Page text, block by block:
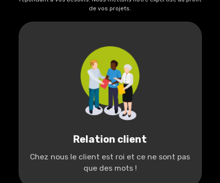
de vos projets.
Relation client
Chez nous le client est roi et ce ne sont pas
que des mots !